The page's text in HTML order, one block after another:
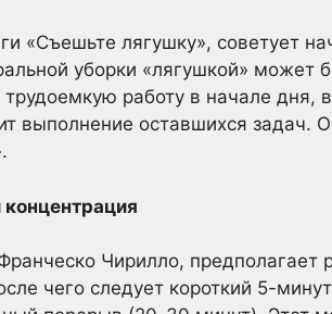
«Съешьте лягушку», советует
уборки «лягушкой» может
работу в начале дня,
выполнение оставшихся задач.
Чирилло, предполагает
чего следует короткий 5-